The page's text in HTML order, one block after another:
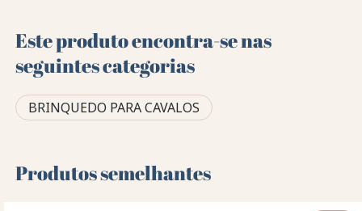
Este produto encontra-se nas
seguintes categorias
BRINQUEDO PARA CAVALOS
Produtos semelhantes